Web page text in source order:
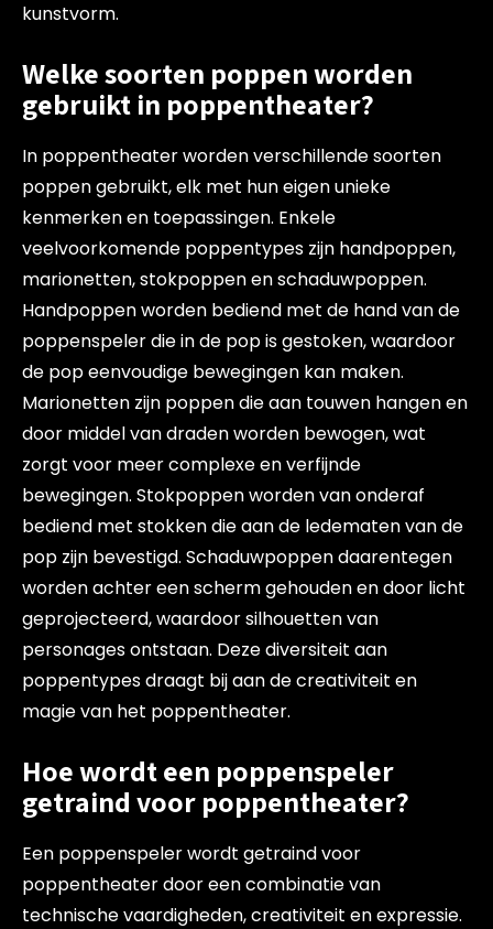
kunstvorm.
Welke soorten poppen worden
gebruikt in poppentheater?
In poppentheater worden verschillende soorten
poppen gebruikt, elk met hun eigen unieke
kenmerken en toepassingen. Enkele
veelvoorkomende poppentypes zijn handpoppen,
marionetten, stokpoppen en schaduwpoppen.
Handpoppen worden bediend met de hand van de
poppenspeler die in de pop is gestoken, waardoor
de pop eenvoudige bewegingen kan maken.
Marionetten zijn poppen die aan touwen hangen en
door middel van draden worden bewogen, wat
zorgt voor meer complexe en verfijnde
bewegingen. Stokpoppen worden van onderaf
bediend met stokken die aan de ledematen van de
pop zijn bevestigd. Schaduwpoppen daarentegen
worden achter een scherm gehouden en door licht
geprojecteerd, waardoor silhouetten van
personages ontstaan. Deze diversiteit aan
poppentypes draagt bij aan de creativiteit en
magie van het poppentheater.
Hoe wordt een poppenspeler
getraind voor poppentheater?
Een poppenspeler wordt getraind voor
poppentheater door een combinatie van
technische vaardigheden, creativiteit en expressie.